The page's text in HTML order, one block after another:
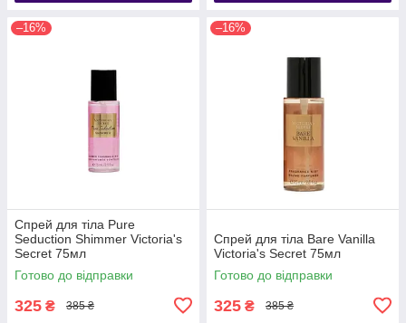
–16%
Спрей для тіла Pure
Seduction Shimmer Victoria's
Secret 75мл
Готово до відправки
325 ₴ 385 ₴
–16%
Спрей для тіла Bare Vanilla
Victoria's Secret 75мл
Готово до відправки
325 ₴ 385 ₴